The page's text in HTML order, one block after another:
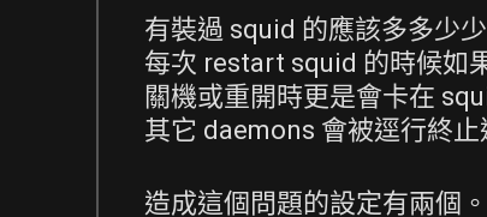
有裝過 squid 的應該多多少
每次 restart squid 的時候如
關機或重開時更是會卡在
其它 daemons 會被逕行終
造成這個問題的設定有兩個。